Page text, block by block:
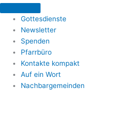
Zum
springen
Gottesdienste
Newsletter
Spenden
Pfarrbüro
Kontakte kompakt
Auf ein Wort
Nachbargemeinden